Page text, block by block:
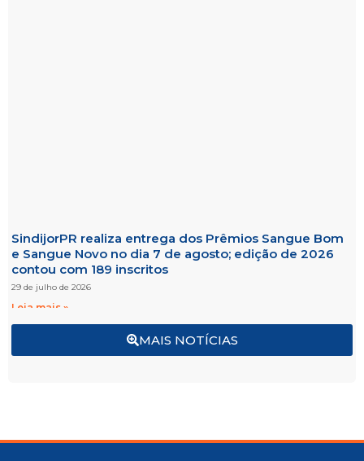
MAIS NOTÍCIAS
SindijorPR realiza entrega dos Prêmios Sangue Bom
e Sangue Novo no dia 7 de agosto; edição de 2026
contou com 189 inscritos
29 de julho de 2026
Leia mais »